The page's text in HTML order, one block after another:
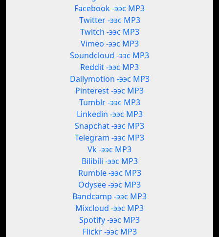
Facebook -ээс MP3
Twitter -ээс MP3
Twitch -ээс MP3
Vimeo -ээс MP3
Soundcloud -ээс MP3
Reddit -ээс MP3
Dailymotion -ээс MP3
Pinterest -ээс MP3
Tumblr -ээс MP3
Linkedin -ээс MP3
Snapchat -ээс MP3
Telegram -ээс MP3
Vk -ээс MP3
Bilibili -ээс MP3
Rumble -ээс MP3
Odysee -ээс MP3
Bandcamp -ээс MP3
Mixcloud -ээс MP3
Spotify -ээс MP3
Flickr -ээс MP3